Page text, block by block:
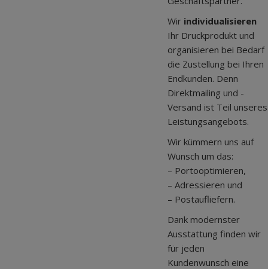
Wir individualisieren
Ihr Druckprodukt und
organisieren bei Bedarf
die Zustellung bei Ihren
Endkunden. Denn
Direktmailing und -
Versand ist Teil unseres
Leistungsangebots.
Wir kümmern uns auf
Wunsch um das:
– Portooptimieren,
– Adressieren und
– Postaufliefern.
Dank modernster
Ausstattung finden wir
für jeden
Kundenwunsch eine